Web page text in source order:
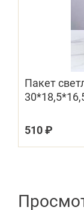
Пакет
510 ₽